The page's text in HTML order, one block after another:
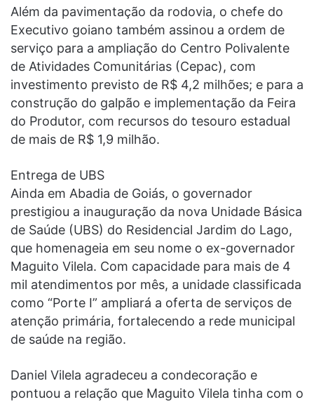
Além da pavimentação da rodovia, o chefe do
Executivo goiano também assinou a ordem de
serviço para a ampliação do Centro Polivalente
de Atividades Comunitárias (Cepac), com
investimento previsto de R$ 4,2 milhões; e para a
construção do galpão e implementação da Feira
do Produtor, com recursos do tesouro estadual
de mais de R$ 1,9 milhão.
Entrega de UBS
Ainda em Abadia de Goiás, o governador
prestigiou a inauguração da nova Unidade Básica
de Saúde (UBS) do Residencial Jardim do Lago,
que homenageia em seu nome o ex-governador
Maguito Vilela. Com capacidade para mais de 4
mil atendimentos por mês, a unidade classificada
como “Porte I” ampliará a oferta de serviços de
atenção primária, fortalecendo a rede municipal
de saúde na região.
Daniel Vilela agradeceu a condecoração e
pontuou a relação que Maguito Vilela tinha com o